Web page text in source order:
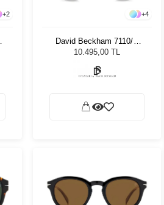
+2 +4
David Beckham 7110/S
KB7MT 49 Unisex Güneş
10.495,00 TL